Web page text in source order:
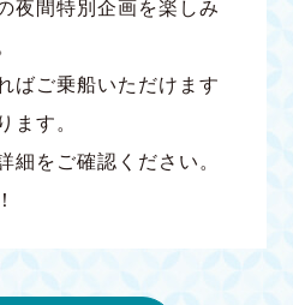
夜間特別企画を楽しみ
ばご乗船いただけます
ます。
細をご確認ください。